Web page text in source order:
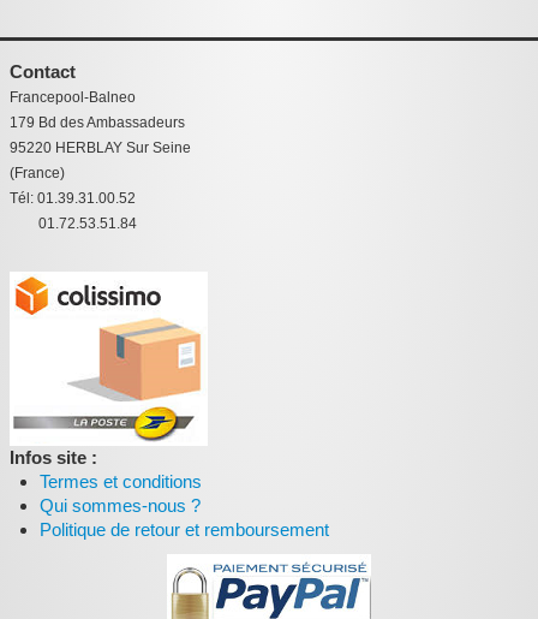
.
:
Contact
Francepool-Balneo
179 Bd des Ambassadeurs
95220 HERBLAY Sur Seine
(France)
Tél: 01.39.31.00.52
01.72.53.51.84
Infos site :
Termes et conditions
Qui sommes-nous ?
Politique de retour et remboursement